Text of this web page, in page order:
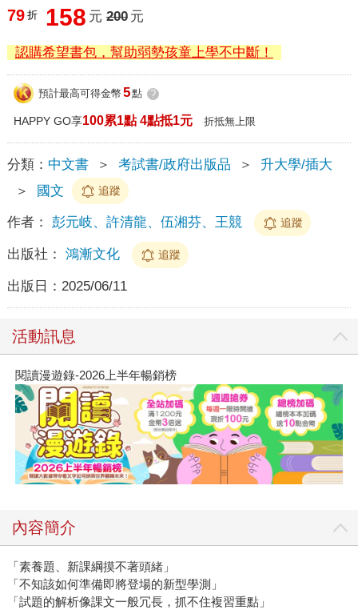
79 折 158 元 200 元
認購希望書包，幫助弱勢孩童上學不中斷！
預計最高可得金幣 5點 ?
HAPPY GO享100累1點 4點抵1元 折抵無上限
分類： 中文書 ＞ 考試書/政府出版品 ＞
升大學/插大
＞
國文 追蹤
作者： 彭元岐、許清龍、伍湘芬、王競 追蹤
出版社： 鴻漸文化 追蹤
出版日： 2025/06/11
活動訊息
閱讀漫遊錄-2026上半年暢銷榜
內容簡介
「素養題、新課綱摸不著頭緒」
「不知該如何準備即將登場的新型學測」
「試題的解析像課文一般冗長，抓不住複習重點」